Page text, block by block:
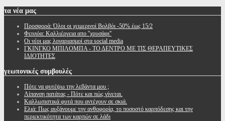
τα νέα μας
Προσφορά: Όλοι οι χειμερινοί Βολβόι -50% έως 15/2
Φειγιόα: Καλλιέργεια απο ''χρυσάφι''
Oι νέοι μας λογαριασμοί στα social media
ΓΚΙΝΓΚΟ ΜΠΙΛΟΜΠΑ - ΤΟ ΔΕΝΤΡΟ ΜΕ ΤΙΣ ΘΕΡΑΠΕΥΤΙΚΕΣ
ΙΔΙΟΤΗΤΕΣ
γεωπονικές συμβουλές
Πότε να φυτέψω την λεβάντα μου ;
Λίπανση πατάτας - Πότε και πώς γίνεται.
Καλλωπιστικά φυτά που αντέχουν σε σκιά.
Ελιά: Πως αυξάνουμε την ανθοφορία, το ποσοστό καρπόδεσης και την
περιεκτικότητα των καρπών σε λάδι